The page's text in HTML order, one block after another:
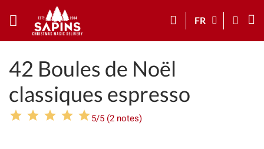
FR
42 Boules de Noël
classiques espresso
5/5 (2 notes)